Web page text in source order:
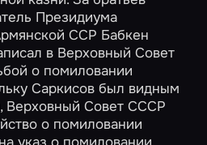
Президиума
ССР Бабкен
в Верховный Совет
о помиловании
Саркисов был видным
Верховный Совет СССР
о помиловании
указ о помиловании